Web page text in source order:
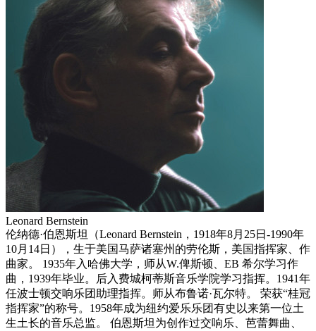
Leonard Bernstein
伦纳德·伯恩斯坦（Leonard Bernstein，1918年8月25日-1990年
10月14日），生于美国马萨诸塞州的劳伦斯，美国指挥家、作
曲家。 1935年入哈佛大学，师从W.俾斯顿、EB 希尔学习作
曲，1939年毕业。后入费城柯蒂斯音乐学院学习指挥。1941年
任波士顿交响乐团助理指挥。师从布鲁诺·瓦尔特。 荣获“桂冠
指挥家”的称号。1958年成为纽约爱乐乐团有史以来第一位土
生土长的音乐总监。 伯恩斯坦为创作过交响乐、芭蕾舞曲、